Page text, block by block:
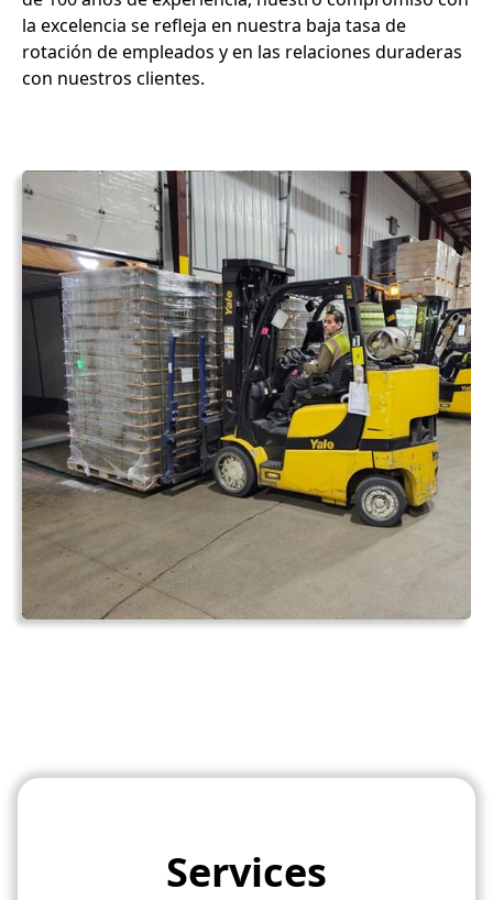
la excelencia se refleja en nuestra baja tasa de
rotación de empleados y en las relaciones duraderas
con nuestros clientes.
Services